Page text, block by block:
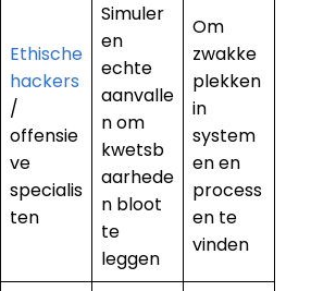
Ethische
hackers
/
offensie
ve
specialis
ten
Simuler
en
echte
aanvalle
n om
kwetsb
aarhede
n bloot
te
leggen
Om
zwakke
plekken
in
system
en en
process
en te
vinden